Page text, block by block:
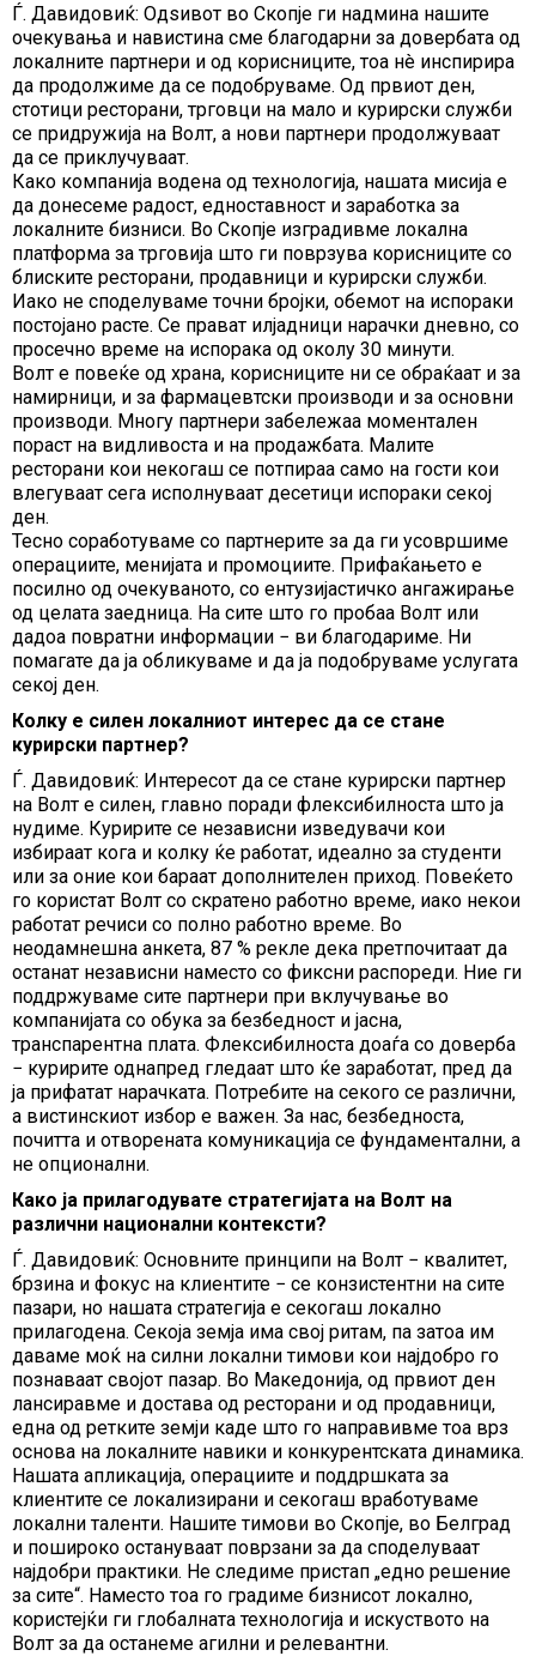
Ѓ. Давидовиќ: Одѕивот во Скопје ги надмина нашите
очекувања и навистина сме благодарни за довербата од
локалните партнери и од корисниците, тоа нè инспирира
да продолжиме да се подобруваме. Од првиот ден,
стотици ресторани, трговци на мало и курирски служби
се придружија на Волт, а нови партнери продолжуваат
да се приклучуваат.
Како компанија водена од технологија, нашата мисија е
да донесеме радост, едноставност и заработка за
локалните бизниси. Во Скопје изградивме локална
платформа за трговија што ги поврзува корисниците со
блиските ресторани, продавници и курирски служби.
Иако не споделуваме точни бројки, обемот на испораки
постојано расте. Се прават илјадници нарачки дневно, со
просечно време на испорака од околу 30 минути.
Волт е повеќе од храна, корисниците ни се обраќаат и за
намирници, и за фармацевтски производи и за основни
производи. Многу партнери забележаа моментален
пораст на видливоста и на продажбата. Малите
ресторани кои некогаш се потпираа само на гости кои
влегуваат сега исполнуваат десетици испораки секој
ден.
Тесно соработуваме со партнерите за да ги усовршиме
операциите, менијата и промоциите. Прифаќањето е
посилно од очекуваното, со ентузијастичко ангажирање
од целата заедница. На сите што го пробаа Волт или
дадоа повратни информации − ви благодариме. Ни
помагате да ја обликуваме и да ја подобруваме услугата
секој ден.
Колку е силен локалниот интерес да се стане
курирски партнер?
Ѓ. Давидовиќ: Интересот да се стане курирски партнер
на Волт е силен, главно поради флексибилноста што ја
нудиме. Куририте се независни изведувачи кои
избираат кога и колку ќе работат, идеално за студенти
или за оние кои бараат дополнителен приход. Повеќето
го користат Волт со скратено работно време, иако некои
работат речиси со полно работно време. Во
неодамнешна анкета, 87 % рекле дека претпочитаат да
останат независни наместо со фиксни распореди. Ние ги
поддржуваме сите партнери при вклучување во
компанијата со обука за безбедност и јасна,
транспарентна плата. Флексибилноста доаѓа со доверба
− куририте однапред гледаат што ќе заработат, пред да
ја прифатат нарачката. Потребите на секого се различни,
а вистинскиот избор е важен. За нас, безбедноста,
почитта и отворената комуникација се фундаментални, а
не опционални.
Како ја прилагодувате стратегијата на Волт на
различни национални контексти?
Ѓ. Давидовиќ: Основните принципи на Волт − квалитет,
брзина и фокус на клиентите − се конзистентни на сите
пазари, но нашата стратегија е секогаш локално
прилагодена. Секоја земја има свој ритам, па затоа им
даваме моќ на силни локални тимови кои најдобро го
познаваат својот пазар. Во Македонија, од првиот ден
лансиравме и достава од ресторани и од продавници,
една од ретките земји каде што го направивме тоа врз
основа на локалните навики и конкурентската динамика.
Нашата апликација, операциите и поддршката за
клиентите се локализирани и секогаш вработуваме
локални таленти. Нашите тимови во Скопје, во Белград
и пошироко остануваат поврзани за да споделуваат
најдобри практики. Не следиме пристап „едно решение
за сите“. Наместо тоа го градиме бизнисот локално,
користејќи ги глобалната технологија и искуството на
Волт за да останеме агилни и релевантни.